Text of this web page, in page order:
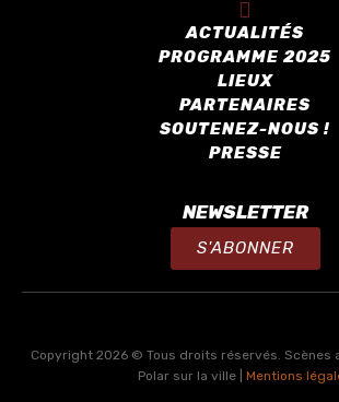
ACTUALITÉS
PROGRAMME 2025
LIEUX
PARTENAIRES
SOUTENEZ-NOUS !
PRESSE
NEWSLETTER
S'ABONNER
Copyright 2026 © Tous droits réservés. Scènes
Polar sur la ville | Mentions